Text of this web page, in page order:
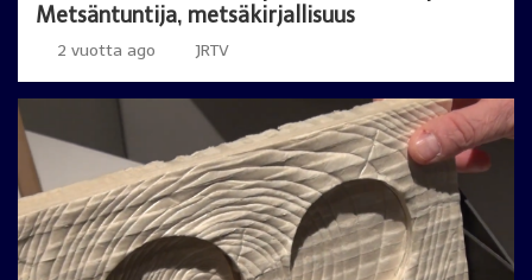
Metsäntuntija, metsäkirjallisuus
2 vuotta ago JRTV